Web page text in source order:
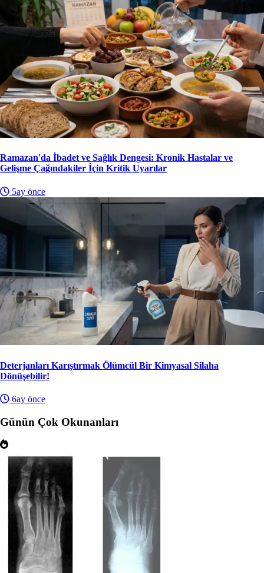
Ramazan'da İbadet ve Sağlık Dengesi: Kronik Hastalar ve
Gelişme Çağındakiler İçin Kritik Uyarılar
5ay önce
Deterjanları Karıştırmak Ölümcül Bir Kimyasal Silaha
Dönüşebilir!
6ay önce
Günün Çok Okunanları